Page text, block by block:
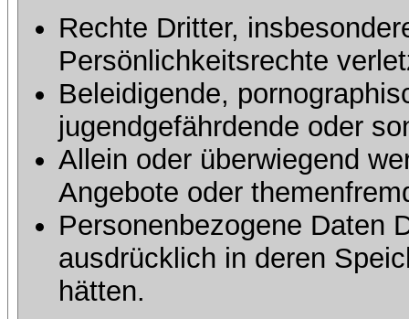
Rechte Dritter,
Persönlichkeitsrechte
Beleidigende,
jugendgefährdende oder
Allein oder überwiegend
Angebote oder
Personenbezogene Daten
ausdrücklich in deren
hätten.